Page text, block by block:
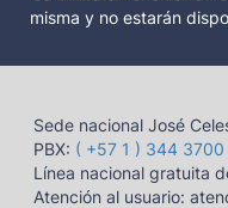
misma y no estarán
Sede nacional José
PBX: ( +57 1 ) 344 3700
Línea nacional gratuita
Atención al usuario: